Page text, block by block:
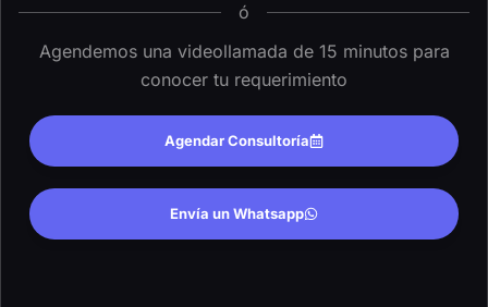
ó
Agendemos una videollamada de 15 minutos para
conocer tu requerimiento
Agendar Consultoría
Envía un Whatsapp